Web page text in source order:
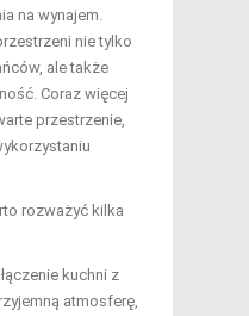
na wynajem.
nie tylko
ale także
Coraz więcej
przestrzenie,
rozważyć kilka
kuchni z
atmosferę,